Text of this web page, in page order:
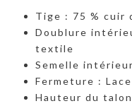
Tige : 75 % cuir
Doublure
textile
Semelle
Fermeture :
Hauteur du